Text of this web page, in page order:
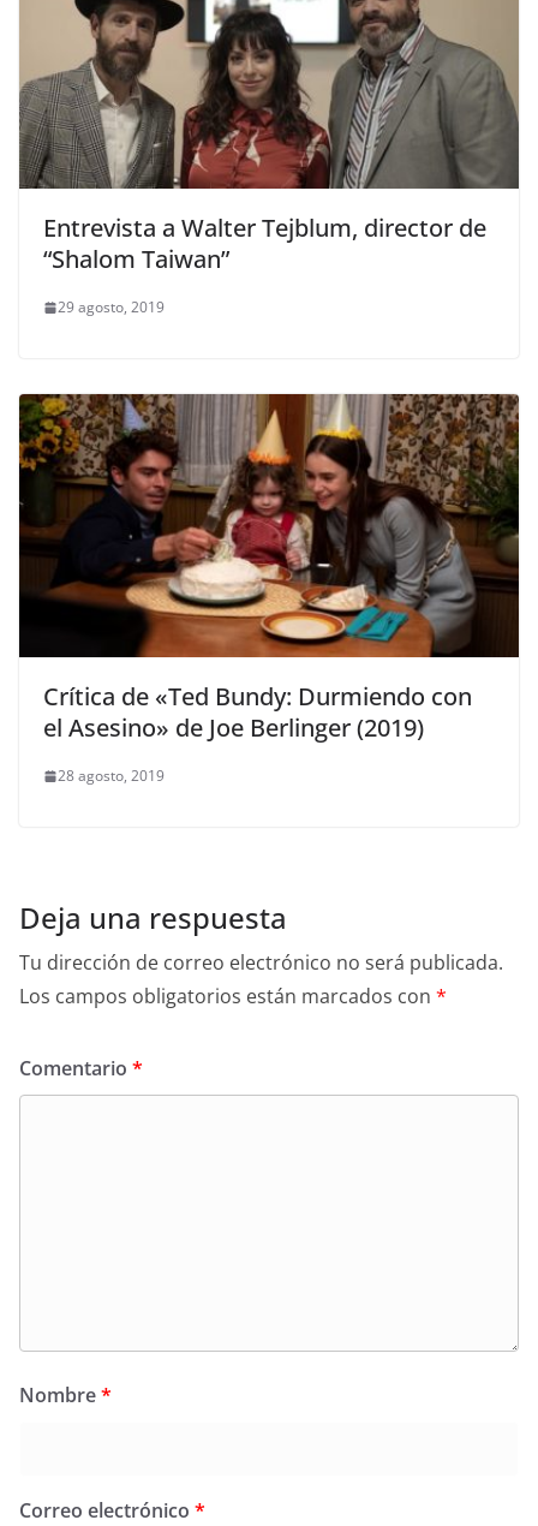
Entrevista a Walter Tejblum, director de
“Shalom Taiwan”
29 agosto, 2019
Crítica de «Ted Bundy: Durmiendo con
el Asesino» de Joe Berlinger (2019)
28 agosto, 2019
Deja una respuesta
Tu dirección de correo electrónico no será publicada.
Los campos obligatorios están marcados con *
Comentario *
Nombre*
Correo electrónico *